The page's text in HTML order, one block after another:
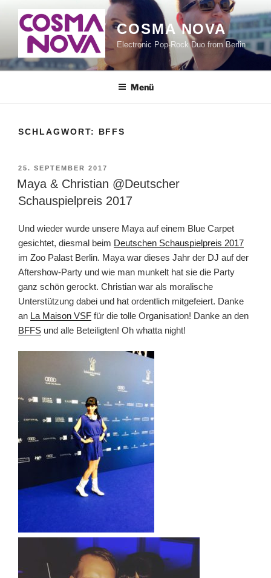
Inhalt
springen
COSMA NOVA
Electronic Pop-Rock Duo from Berlin
Menü
SCHLAGWORT: BFFS
VERÖFFENTLICHT
AM
25. SEPTEMBER 2017
Maya & Christian @Deutscher
Schauspielpreis 2017
Und wieder wurde unsere Maya auf einem Blue Carpet
gesichtet, diesmal beim Deutschen Schauspielpreis 2017
im Zoo Palast Berlin. Maya war dieses Jahr der DJ auf der
Aftershow-Party und wie man munkelt hat sie die Party
ganz schön gerockt. Christian war als moralische
Unterstützung dabei und hat ordentlich mitgefeiert. Danke
an La Maison VSF für die tolle Organisation! Danke an den
BFFS und alle Beteiligten! Oh whatta night!